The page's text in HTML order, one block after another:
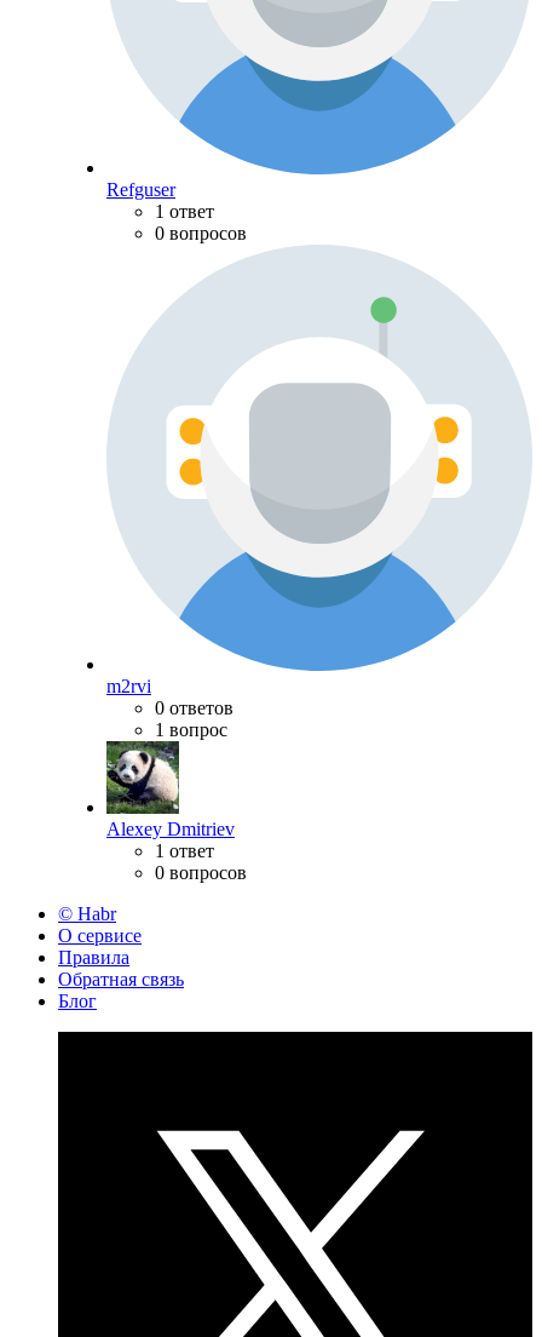
Refguser
1 ответ
0 вопросов
m2rvi
0 ответов
1 вопрос
Alexey Dmitriev
1 ответ
0 вопросов
© Habr
О сервисе
Правила
Обратная связь
Блог